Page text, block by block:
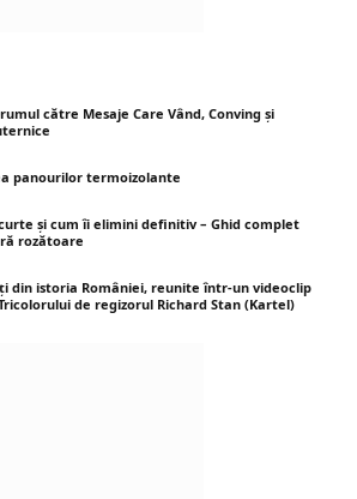
către Mesaje Care Vând, Conving și
panourilor termoizolante
și cum îi elimini definitiv – Ghid complet
rozătoare
din istoria României, reunite într-un videoclip
de regizorul Richard Stan (Kartel)